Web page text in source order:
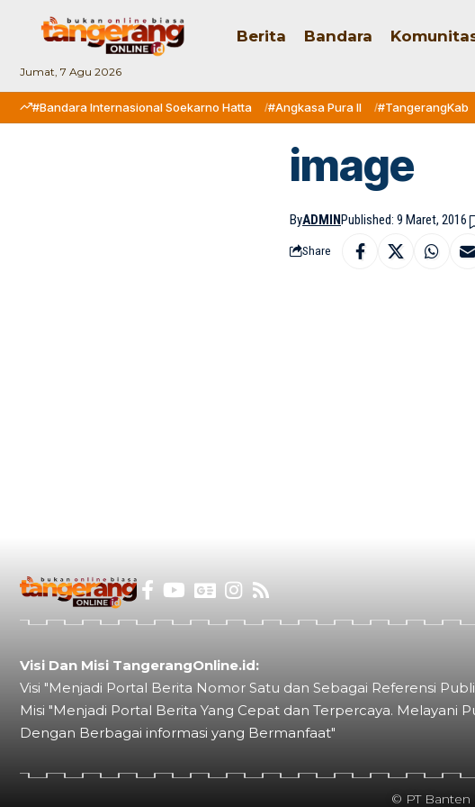
Jumat, 7 Agu 2026
Berita Bandara
#Bandara Internasional Soekarno Hatta #Angkasa Pura II #TangerangKab
image
ByADMINPublished: 9 Maret, 2016
Share
Visi Dan Misi TangerangOnline.id:
Visi "Menjadi Portal Berita Nomor Satu dan Sebagai Referensi
Misi "Menjadi Portal Berita Yang Cepat dan Terpercaya. Melayani
Dengan Berbagai informasi yang Bermanfaat"
© PT Banten